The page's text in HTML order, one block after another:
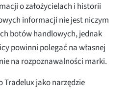
o założycielach i historii
informacji nie jest niczym
botów handlowych, jednak
powinni polegać na własnej
na rozpoznawalności marki.
jako narzędzie